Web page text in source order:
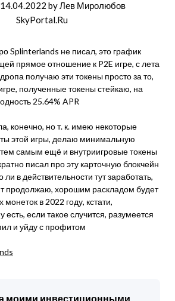
14.04.2022 byЛев Миролюбов
SkyPortal.Ru
Splinterlands не писал, это график
прямое отношение к P2E игре, с лета
получаю эти токены просто за то,
полученные токены стейкаю, на
25.64% APR
конечно, но т. к. имею некоторые
этой игры, делаю минимальную
тем самым ещё и внутриигровые токены
писал про эту карточную блокчейн
в действительности тут заработать,
продолжаю, хорошим раскладом будет
в 2022 году, кстати,
есть, если такое случится, разумеется
и уйду с профитом
моими инвестиционными